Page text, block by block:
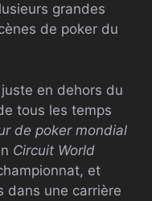
grandes
de poker du
en dehors du
tous les temps
de poker mondial
Circuit World
et
dans une carrière